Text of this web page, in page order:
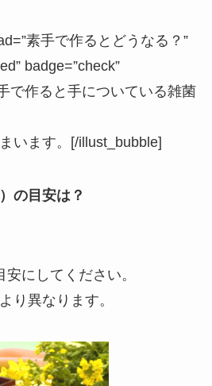
素手で作るとどうなる？”
badge=”check”
で作ると手についている雑菌
います。[/illust_bubble]
の目安は？
安にしてください。
り異なります。